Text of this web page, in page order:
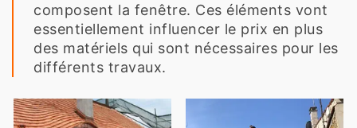
composent la fenêtre. Ces éléments vont
essentiellement influencer le prix en plus
des matériels qui sont nécessaires pour les
différents travaux.